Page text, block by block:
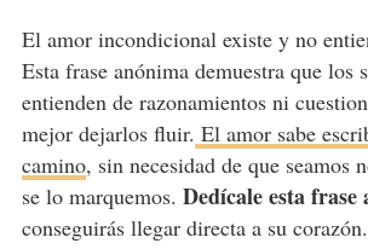
El amor incondicional existe y no
Esta frase anónima demuestra que los
entienden de razonamientos ni
mejor dejarlos fluir. El amor sabe
camino, sin necesidad de que seamos
se lo marquemos. Dedícale esta
conseguirás llegar directa a su corazón.